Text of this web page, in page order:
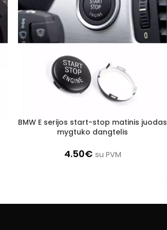
DAUGIAU
BMW E serijos start-stop matinis juodas
mygtuko dangtelis
4.50€ su PVM